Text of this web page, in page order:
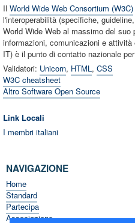
Il World Wide Web Consortium (W3C)
l'interoperabilità (specifiche,
World Wide Web al massimo del suo
informazioni, comunicazioni e
IT) è il punto di contatto nazionale
Validatori: Unicorn, HTML, CSS
W3C cheatsheet
Altro Software Open Source
Link Locali
I membri italiani
NAVIGAZIONE
Home
Standard
Partecipa
Associazione